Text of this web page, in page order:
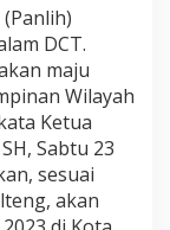
DCT.
maju
Wilayah
Ketua
Sabtu 23
sesuai
akan